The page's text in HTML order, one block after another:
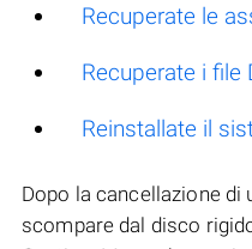
Recuperate le
Recuperate i file
Reinstallate il
Dopo la cancellazione di
scompare dal disco